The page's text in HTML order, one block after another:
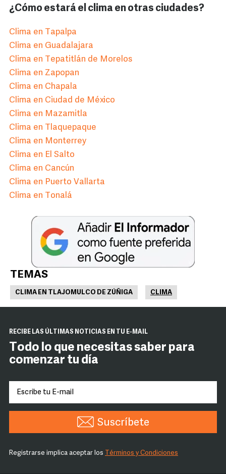
¿Cómo estará el clima en otras ciudades?
Clima en Tapalpa
Clima en Guadalajara
Clima en Tepatitlán de Morelos
Clima en Zapopan
Clima en Chapala
Clima en Ciudad de México
Clima en Mazamitla
Clima en Tlaquepaque
Clima en Monterrey
Clima en El Salto
Clima en Cancún
Clima en Puerto Vallarta
Clima en Tonalá
TEMAS
CLIMA EN TLAJOMULCO DE ZÚÑIGA CLIMA
RECIBE LAS ÚLTIMAS NOTICIAS EN TU E-MAIL
Todo lo que necesitas saber para
comenzar tu día
Suscríbete
Registrarse implica aceptar los Términos y Condiciones